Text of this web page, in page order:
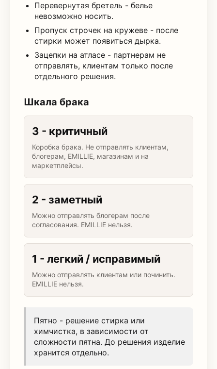
Перевернутая бретель - белье
невозможно носить.
Пропуск строчек на кружеве - после
стирки может появиться дырка.
Зацепки на атласе - партнерам не
отправлять, клиентам только после
отдельного решения.
Шкала брака
3 - критичный
Коробка брака. Не отправлять клиентам,
блогерам, EMILLIE, магазинам и на
маркетплейсы.
2 - заметный
Можно отправлять блогерам после
согласования. EMILLIE нельзя.
1 - легкий / исправимый
Можно отправлять клиентам или починить.
EMILLIE нельзя.
Пятно - решение стирка или
химчистка, в зависимости от
сложности пятна. До решения изделие
хранится отдельно.